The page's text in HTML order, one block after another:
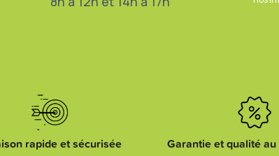
rapide et sécurisée Garantie et qualité